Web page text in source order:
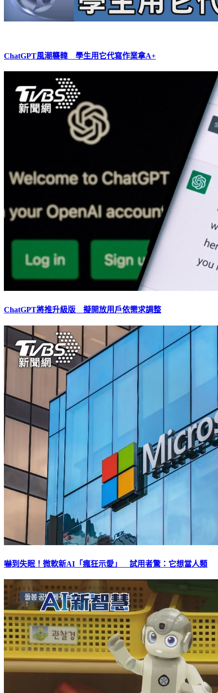
ChatGPT風潮襲韓 學生用它代寫作業拿A+
ChatGPT將推升級版 擬開放用戶依需求調整
嚇到失眠！微軟新AI「瘋狂示愛」 試用者驚：它想當人類